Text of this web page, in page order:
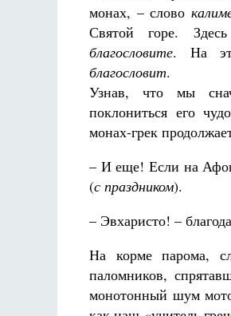
монах, – слово
Святой горе.
благословите. На
благословит.
Узнав, что мы
поклониться его
монах-грек
– И еще! Если на
(с праздником).
– Эвхаристо! –
На корме парома,
паломников,
монотонный шум